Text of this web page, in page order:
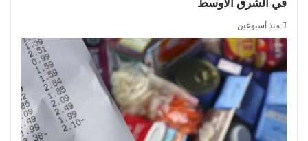
منذ أسبوعين